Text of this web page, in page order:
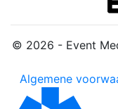
© 2026 - Event
Algemene